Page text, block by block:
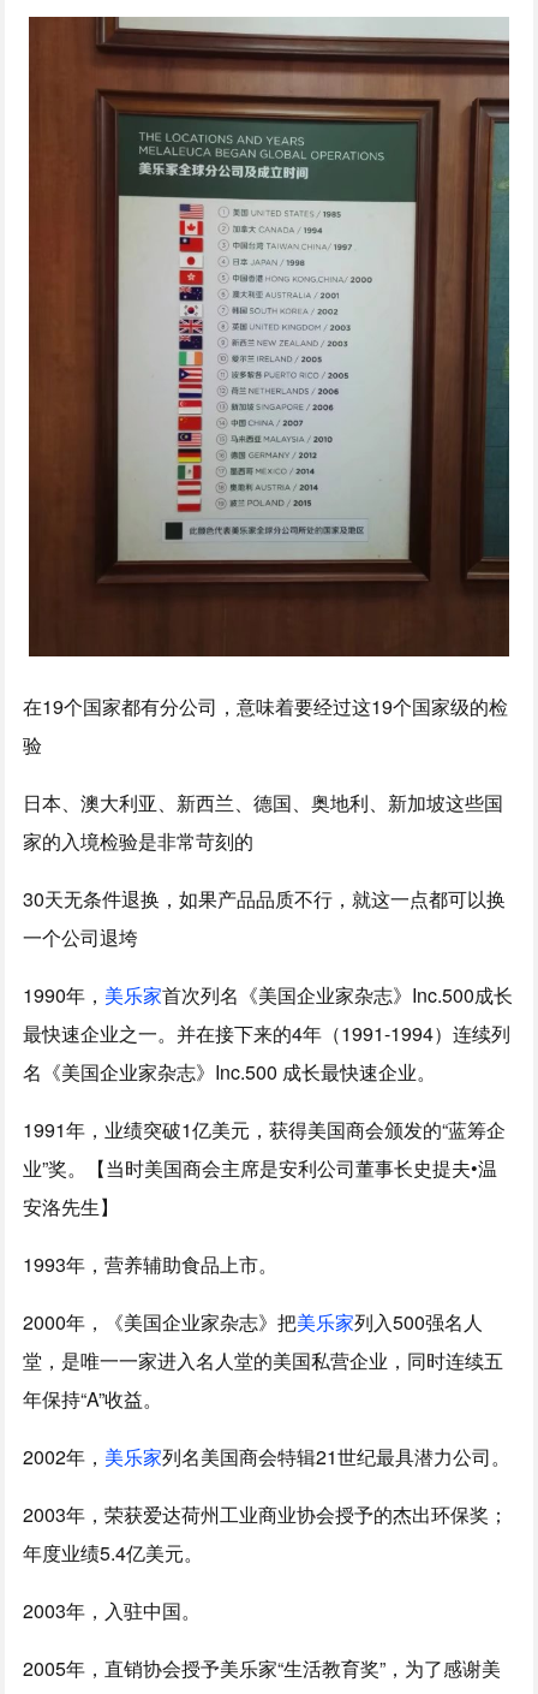
在19个国家都有分公司，意味着要经过这19个国家级的检
验
日本、澳大利亚、新西兰、德国、奥地利、新加坡这些国
家的入境检验是非常苛刻的
30天无条件退换，如果产品品质不行，就这一点都可以换
一个公司退垮
1990年， 美乐家首次列名《美国企业家杂志》Inc.500成长
最快速企业之一。并在接下来的4年（1991-1994）连续列
名《美国企业家杂志》Inc.500 成长最快速企业。
1991年，业绩突破1亿美元，获得美国商会颁发的“蓝筹企
业”奖。【当时美国商会主席是安利公司董事长史提夫•温
安洛先生】
1993年，营养辅助食品上市。
2000年，《美国企业家杂志》把美乐家列入500强名人
堂，是唯一一家进入名人堂的美国私营企业，同时连续五
年保持“A”收益。
2002年， 美乐家列名美国商会特辑21世纪最具潜力公司。
2003年，荣获爱达荷州工业商业协会授予的杰出环保奖；
年度业绩5.4亿美元。
2003年，入驻中国。
2005年，直销协会授予美乐家“生活教育奖”，为了感谢美